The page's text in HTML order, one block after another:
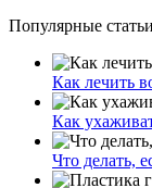
Популярные статьи
Как лечить
Как
Что делать,